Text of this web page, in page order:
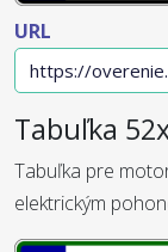
URL
Tabuľka
Tabuľka pre
elektrickým